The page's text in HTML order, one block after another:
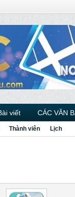
viết CÁC VĂN
Thành viên Lịch